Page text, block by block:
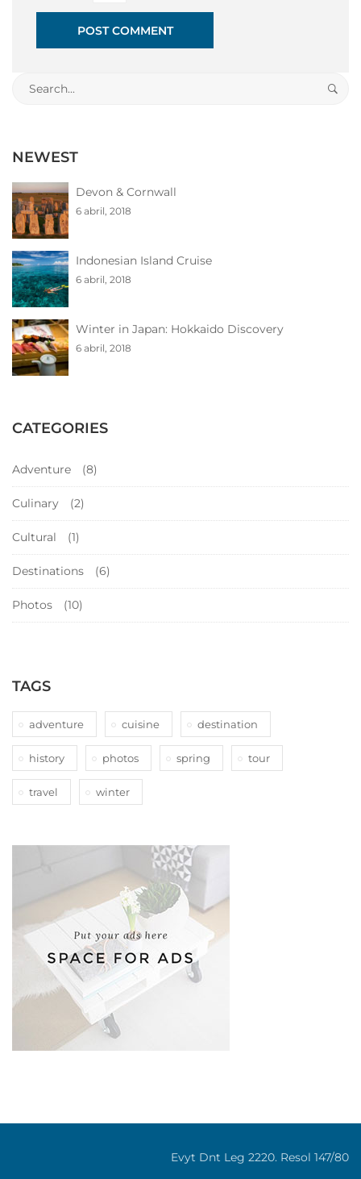
Search
NEWEST
Devon & Cornwall
6 abril, 2018
Indonesian Island Cruise
6 abril, 2018
Winter in Japan: Hokkaido Discovery
6 abril, 2018
CATEGORIES
Adventure (8)
Culinary (2)
Cultural (1)
Destinations (6)
Photos (10)
TAGS
adventure cuisine destination
history photos spring tour
travel winter
Evyt Dnt Leg 2220. Resol 147/80